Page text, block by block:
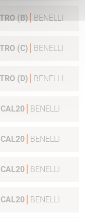
(B) BENELLI
(C) BENELLI
(D) BENELLI
BENELLI
BENELLI
BENELLI
BENELLI